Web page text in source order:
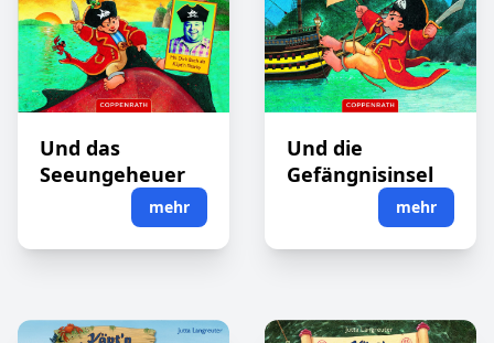
Und das
Seeungeheuer
mehr
Und die
Gefängnisinsel
mehr